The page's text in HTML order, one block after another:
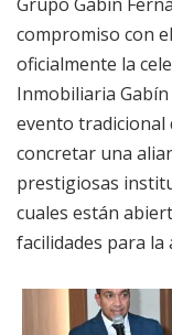
compromiso con
oficialmente la
Inmobiliaria
evento tradicional
concretar una
prestigiosas
cuales están
facilidades para la